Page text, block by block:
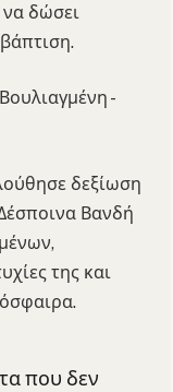
δώσει
δεξίωση
Βανδή
της και
που δεν